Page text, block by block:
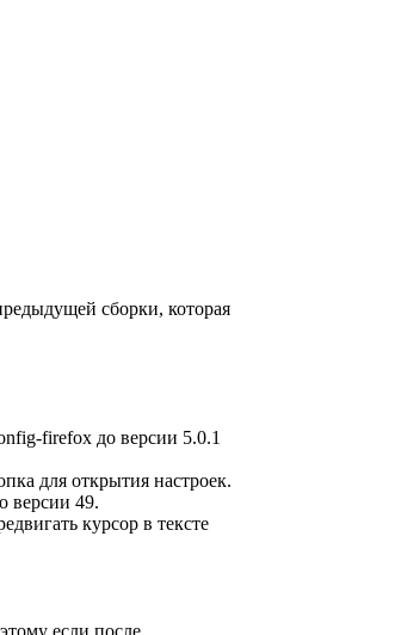
сборки, которая
firefox до версии 5.0.1
для открытия настроек.
версии 49.
курсор в тексте